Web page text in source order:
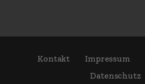
Kontakt Impressum
Daten­schutz